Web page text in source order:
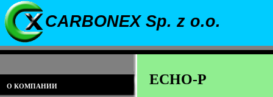
CARBONEX Sp. z o.o.
О КОМПАНИИ ECHO-P